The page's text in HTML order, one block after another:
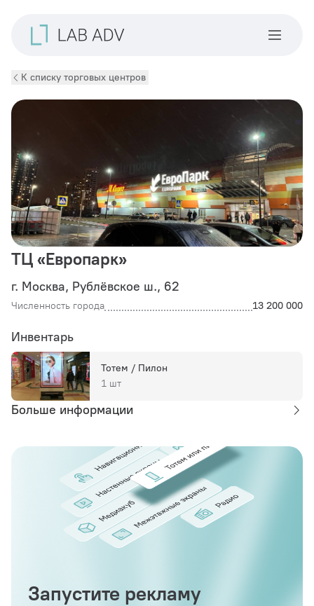
К списку торговых центров
Инвентарь
Тотем / Пилон
1 шт
ТЦ «Европарк»
г. Москва, Рублёвское ш., 62
Численность города 13 200 000
Больше информации
Запустите рекламу